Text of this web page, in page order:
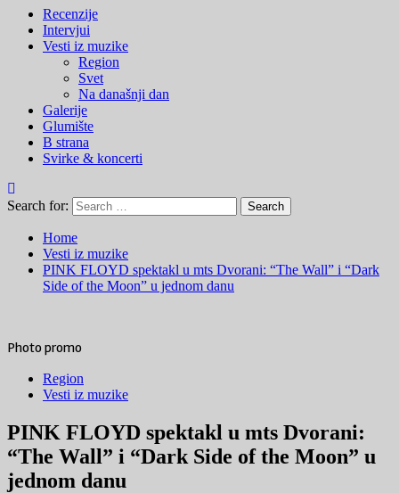
Recenzije
Intervjui
Vesti iz muzike
Region
Svet
Na današnji dan
Galerije
Glumište
B strana
Svirke & koncerti
Search for:
Home
Vesti iz muzike
PINK FLOYD spektakl u mts Dvorani: “The Wall” i “Dark
Side of the Moon” u jednom danu
Photo promo
Region
Vesti iz muzike
PINK FLOYD spektakl u mts Dvorani:
“The Wall” i “Dark Side of the Moon” u
jednom danu